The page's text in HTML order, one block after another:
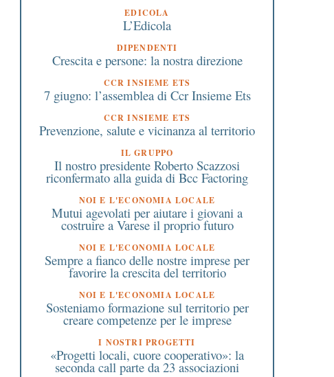
EDICOLA
L’Edicola
DIPENDENTI
Crescita e persone: la nostra direzione
CCR INSIEME ETS
7 giugno: l’assemblea di Ccr Insieme Ets
CCR INSIEME ETS
Prevenzione, salute e vicinanza al territorio
IL GRUPPO
Il nostro presidente Roberto Scazzosi
riconfermato alla guida di Bcc Factoring
NOI E L'ECONOMIA LOCALE
Mutui agevolati per aiutare i giovani a
costruire a Varese il proprio futuro
NOI E L'ECONOMIA LOCALE
Sempre a fianco delle nostre imprese per
favorire la crescita del territorio
NOI E L'ECONOMIA LOCALE
Sosteniamo formazione sul territorio per
creare competenze per le imprese
I NOSTRI PROGETTI
«Progetti locali, cuore cooperativo»: la
seconda call parte da 23 associazioni